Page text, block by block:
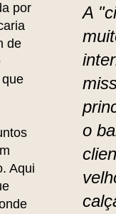
A
o
por
de
Aqui